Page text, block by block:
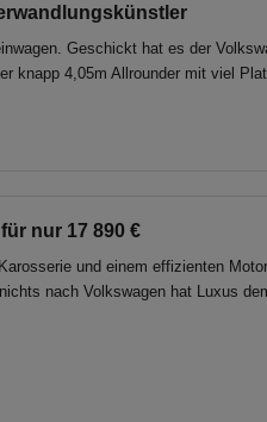
Geschickt hat es der
knapp 4,05m Allrounder mit viel
nur 17 890 €
und einem effizienten
nach Volkswagen hat Luxus